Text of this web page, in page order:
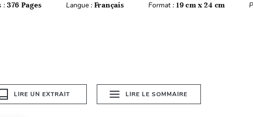
: 376 Pages Langue : Français Format : 19 cm x 24 cm
LIRE UN EXTRAIT LIRE LE SOMMAIRE